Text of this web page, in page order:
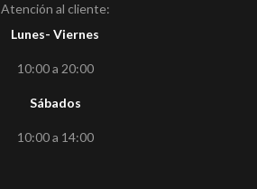
Atención al cliente:
Lunes- Viernes
10:00 a 20:00
Sábados
10:00 a 14:00